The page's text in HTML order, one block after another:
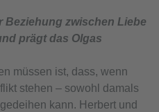
Beziehung zwischen Liebe
prägt das Olgas
müssen ist, dass, wenn
stehen – sowohl damals
kann. Herbert und